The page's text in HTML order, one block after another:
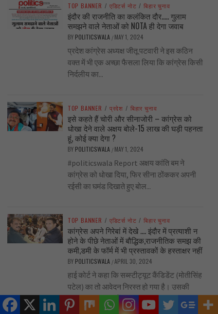
TOP BANNER / एडिटर्स नोट / बिहार चुनाव
इंदौर की राजनीति का कलंकित दौर….. गुलाम
समझने वाले नेताओं को NOTA ही देगा जवाब
BY POLITICSWALA / MAY 1, 2024
प्रदेश कांग्रेस अध्यक्ष जीतू पटवारी ने इस कठिन
वक्त में भी एक अच्छा फैसला लिया कि कांग्रेस किसी
निर्दलीय का...
TOP BANNER / प्रदेश / बिहार चुनाव
इसे कहते हैं चोरी और सीनाजोरी – कांग्रेस को
धोखा देने वाले अक्षय बोले-15 लाख की घड़ी पहनता
हूं, कोई क्या देगा ?
BY POLITICSWALA / MAY 1, 2024
#politicswala Report अक्षय कांति बम ने
कांग्रेस को धोखा दिया, फिर सीना ठोंककर अपनी
रईसी का घमंड दिखाते हुए बोल...
TOP BANNER / एडिटर्स नोट / बिहार चुनाव
कांग्रेस अपने गिरेबां में देखे …. इंदौर में प्रत्याशी न
होने के पीछे नेताओं में बौद्धिक,राजनीतिक समझ की
कमी,डमी के फॉर्म में भी प्रस्तावकों के हस्ताक्षर नहीं
BY POLITICSWALA /APRIL 30, 2024
हाई कोर्ट ने कहा कि सब्स्टीट्यूट कैंडिडेंट (मोतीसिंह
पटेल) का तो आवेदन निरस्त हो गया है। उसकी
वजह 10 प्रस्तावकों...